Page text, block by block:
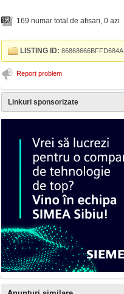
169 numar total de afisari, 0 azi
LISTING ID: 86868666BFFD684A
Report problem
Linkuri sponsorizate